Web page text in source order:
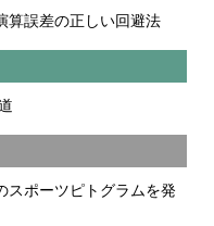
算誤差の正しい回避法
ポーツピトグラムを発